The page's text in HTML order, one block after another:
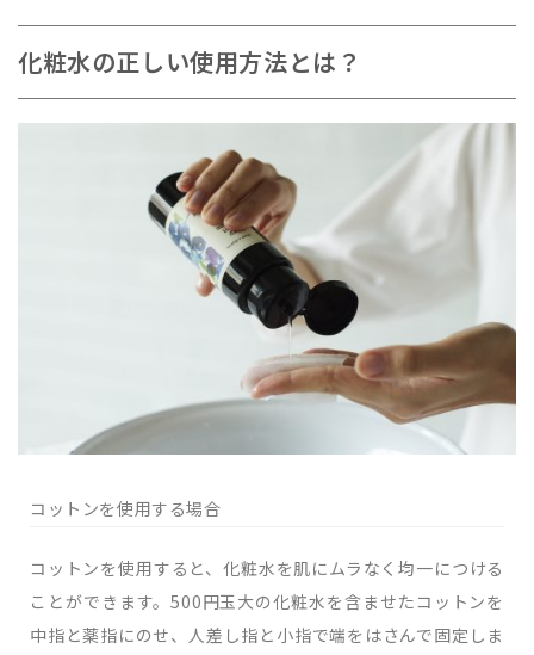
化粧水の正しい使用方法とは？
コットンを使用する場合
コットンを使用すると、化粧水を肌にムラなく均一につける
ことができます。500円玉大の化粧水を含ませたコットンを
中指と薬指にのせ、人差し指と小指で端をはさんで固定しま